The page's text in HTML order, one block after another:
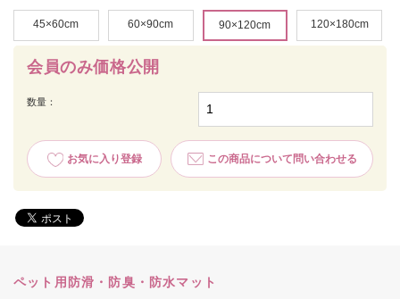
会員のみ価格公開
数量：
お気に入り登録 この商品について問い合わせる
45×60cm 60×90cm 90×120cm 120×180cm
ペット用防滑・防臭・防水マット